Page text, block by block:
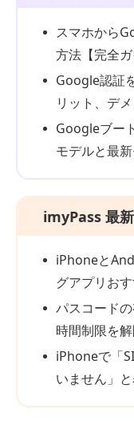
スマホから
方法【完全ガ
Google認証
リット、デ
Googleブー
モデルと最
imyPass 最新
iPhoneと
グアプリお
パスコード
時間制限を
iPhoneで「
いません」